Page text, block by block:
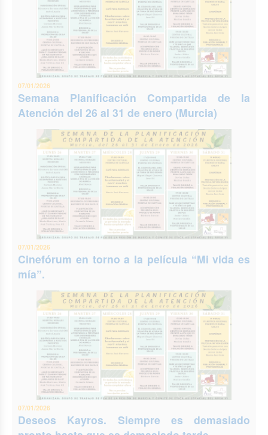
07/01/2026
Semana Planificación Compartida de la
Atención del 26 al 31 de enero (Murcia)
07/01/2026
Cinefórum en torno a la película “Mi vida es
mía”.
07/01/2026
Deseos Kayros. Siempre es demasiado